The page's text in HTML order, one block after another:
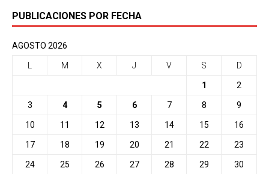
PUBLICACIONES POR FECHA
AGOSTO 2026
M X J V S D
1 2
3 4 5 6 7 8 9
10 11 12 13 14 15 16
17 18 19 20 21 22 23
24 25 26 27 28 29 30